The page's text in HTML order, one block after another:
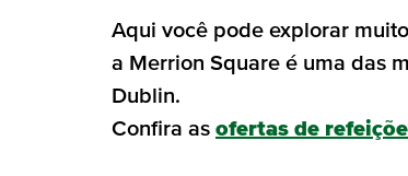
Aqui você pode explorar
a Merrion Square é uma das
Dublin.
Confira as ofertas de